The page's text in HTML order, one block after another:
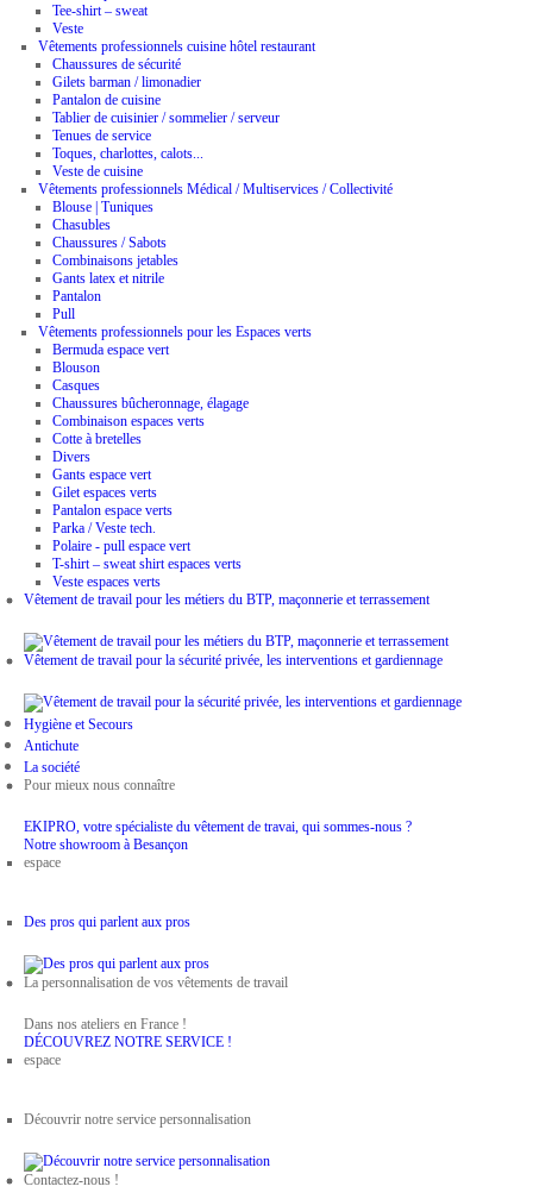
Tee-shirt – sweat
Veste
Vêtements professionnels cuisine hôtel restaurant
Chaussures de sécurité
Gilets barman / limonadier
Pantalon de cuisine
Tablier de cuisinier / sommelier / serveur
Tenues de service
Toques, charlottes, calots...
Veste de cuisine
Vêtements professionnels Médical / Multiservices / Collectivité
Blouse | Tuniques
Chasubles
Chaussures / Sabots
Combinaisons jetables
Gants latex et nitrile
Pantalon
Pull
Vêtements professionnels pour les Espaces verts
Bermuda espace vert
Blouson
Casques
Chaussures bûcheronnage, élagage
Combinaison espaces verts
Cotte à bretelles
Divers
Gants espace vert
Gilet espaces verts
Pantalon espace verts
Parka / Veste tech.
Polaire - pull espace vert
T-shirt – sweat shirt espaces verts
Veste espaces verts
Vêtement de travail pour les métiers du BTP, maçonnerie et terrassement
Vêtement de travail pour la sécurité privée, les interventions et gardiennage
Hygiène et Secours
Antichute
La société
Pour mieux nous connaître
EKIPRO, votre spécialiste du vêtement de travai, qui sommes-nous ?
Notre showroom à Besançon
espace
Des pros qui parlent aux pros
La personnalisation de vos vêtements de travail
Dans nos ateliers en France !
DÉCOUVREZ NOTRE SERVICE !
espace
Découvrir notre service personnalisation
Contactez-nous !